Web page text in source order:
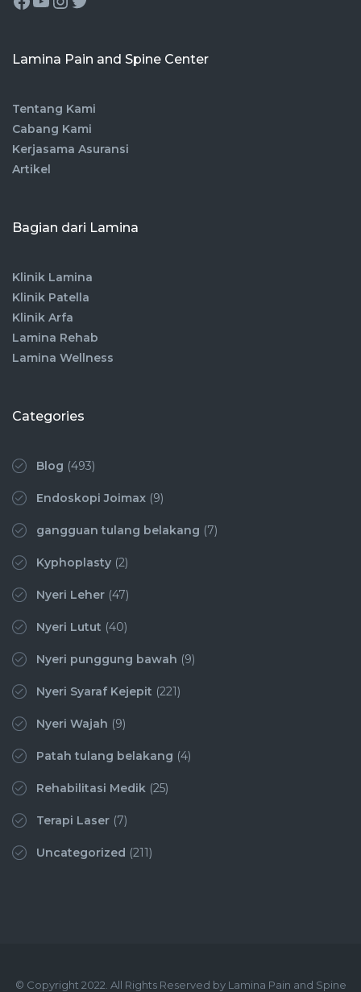
Lamina Pain and Spine Center
Tentang Kami
Cabang Kami
Kerjasama Asuransi
Artikel
Bagian dari Lamina
Klinik Lamina
Klinik Patella
Klinik Arfa
Lamina Rehab
Lamina Wellness
Categories
Blog (493)
Endoskopi Joimax (9)
gangguan tulang belakang (7)
Kyphoplasty (2)
Nyeri Leher (47)
Nyeri Lutut (40)
Nyeri punggung bawah (9)
Nyeri Syaraf Kejepit (221)
Nyeri Wajah (9)
Patah tulang belakang (4)
Rehabilitasi Medik (25)
Terapi Laser (7)
Uncategorized (211)
© Copyright 2022. All Rights Reserved by Lamina Pain and Spine